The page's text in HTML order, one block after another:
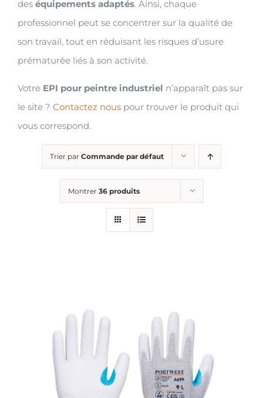
des équipements adaptés. Ainsi, chaque
professionnel peut se concentrer sur la qualité de
son travail, tout en réduisant les risques d’usure
prématurée liés à son activité.
Votre EPI pour peintre industriel n’apparaît pas sur
le site ? Contactez nous pour trouver le produit qui
vous correspond.
Trier par Commande par défaut
Montrer 36 produits